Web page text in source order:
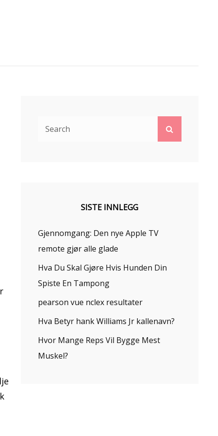
SISTE INNLEGG
Gjennomgang: Den nye Apple TV
remote gjør alle glade
Hva Du Skal Gjøre Hvis Hunden Din
Spiste En Tampong
pearson vue nclex resultater
Hva Betyr hank Williams Jr kallenavn?
Hvor Mange Reps Vil Bygge Mest
Muskel?